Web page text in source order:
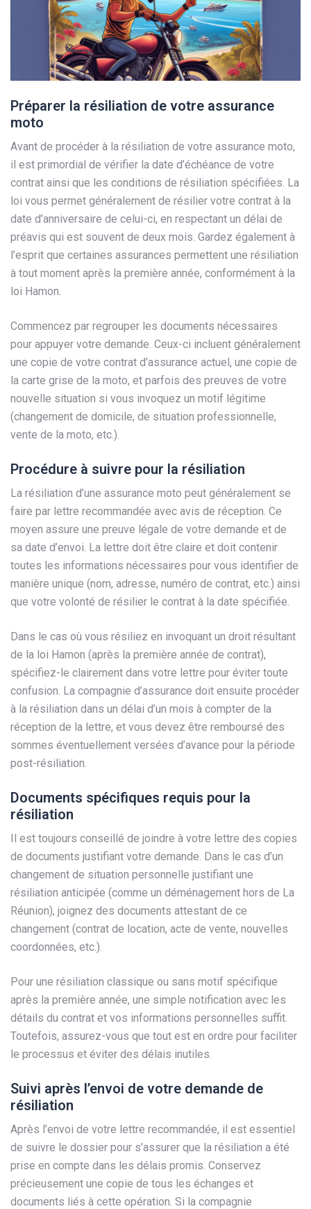
Préparer la résiliation de votre assurance
moto
Avant de procéder à la résiliation de votre assurance moto,
il est primordial de vérifier la date d’échéance de votre
contrat ainsi que les conditions de résiliation spécifiées. La
loi vous permet généralement de résilier votre contrat à la
date d’anniversaire de celui-ci, en respectant un délai de
préavis qui est souvent de deux mois. Gardez également à
l’esprit que certaines assurances permettent une résiliation
à tout moment après la première année, conformément à la
loi Hamon.
Commencez par regrouper les documents nécessaires
pour appuyer votre demande. Ceux-ci incluent généralement
une copie de votre contrat d’assurance actuel, une copie de
la carte grise de la moto, et parfois des preuves de votre
nouvelle situation si vous invoquez un motif légitime
(changement de domicile, de situation professionnelle,
vente de la moto, etc.).
Procédure à suivre pour la résiliation
La résiliation d’une assurance moto peut généralement se
faire par lettre recommandée avec avis de réception. Ce
moyen assure une preuve légale de votre demande et de
sa date d’envoi. La lettre doit être claire et doit contenir
toutes les informations nécessaires pour vous identifier de
manière unique (nom, adresse, numéro de contrat, etc.) ainsi
que votre volonté de résilier le contrat à la date spécifiée.
Dans le cas où vous résiliez en invoquant un droit résultant
de la loi Hamon (après la première année de contrat),
spécifiez-le clairement dans votre lettre pour éviter toute
confusion. La compagnie d’assurance doit ensuite procéder
à la résiliation dans un délai d’un mois à compter de la
réception de la lettre, et vous devez être remboursé des
sommes éventuellement versées d’avance pour la période
post-résiliation.
Documents spécifiques requis pour la
résiliation
Il est toujours conseillé de joindre à votre lettre des copies
de documents justifiant votre demande. Dans le cas d’un
changement de situation personnelle justifiant une
résiliation anticipée (comme un déménagement hors de La
Réunion), joignez des documents attestant de ce
changement (contrat de location, acte de vente, nouvelles
coordonnées, etc.).
Pour une résiliation classique ou sans motif spécifique
après la première année, une simple notification avec les
détails du contrat et vos informations personnelles suffit.
Toutefois, assurez-vous que tout est en ordre pour faciliter
le processus et éviter des délais inutiles.
Suivi après l’envoi de votre demande de
résiliation
Après l’envoi de votre lettre recommandée, il est essentiel
de suivre le dossier pour s’assurer que la résiliation a été
prise en compte dans les délais promis. Conservez
précieusement une copie de tous les échanges et
documents liés à cette opération. Si la compagnie